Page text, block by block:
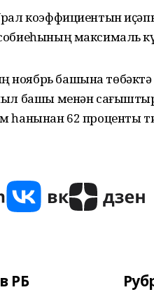
коэффициентын
максималь
башына төбәктә
башы менән
һанынан 62 проценты
РБ